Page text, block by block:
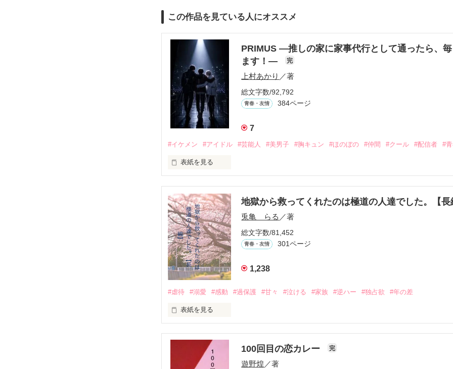
この作品を見ている人にオススメ
PRIMUS ―推しの家に家事代行として通ったら、
ます！―
完
上村あかり ／著
総文字数/92,792
青春・友情 384ページ
7
#イケメン #アイドル #芸能人 #美男子 #胸キュン #ほのぼの #仲間 #クール #配信者 #
表紙を見る
不器用でも努力を諦めない赤。
無口で頼れる黒。
天才肌で笑顔が眩しい白。
三人の姿に勇気をもらい、「私も一歩踏み出してみたい」と思えるようになった。
恋、友情、夢、そして成長。
〜青春群像劇〜
画像AI制作
地獄から救ってくれたのは極道の人達でした。【長
兎亀 らる ／著
総文字数/81,452
青春・友情 301ページ
1,238
#虐待 #溺愛 #感動 #過保護 #甘々 #泣ける #家族 #逆ハー #独占欲 #年の差
表紙を見る
｢全部あんたのせいよ｣
『──のせいじゃないよ』 100回目の恋カレー 完
遊野煌／著